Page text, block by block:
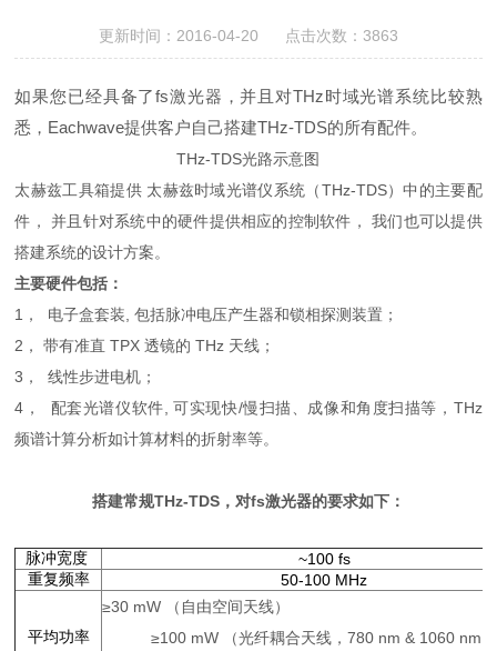
更新时间：2016-04-20 点击次数：3863
如果您已经具备了fs激光器，并且对THz时域光谱系统比较熟
悉，Eachwave提供客户自己搭建THz-TDS的所有配件。
THz-TDS光路示意图
太赫兹工具箱提供 太赫兹时域光谱仪系统（THz-TDS）中的主要配
件， 并且针对系统中的硬件提供相应的控制软件， 我们也可以提供
搭建系统的设计方案。
主要硬件包括：
1， 电子盒套装, 包括脉冲电压产生器和锁相探测装置；
2， 带有准直 TPX 透镜的 THz 天线；
3， 线性步进电机；
4， 配套光谱仪软件, 可实现快/慢扫描、成像和角度扫描等，THz
频谱计算分析如计算材料的折射率等。
搭建常规THz-TDS，对fs激光器的要求如下：
脉冲宽度
~100 fs
重复频率
50-100 MHz
平均功率
≥30 mW （自由空间天线）
≥100 mW （光纤耦合天线，780 nm & 1060 nm）